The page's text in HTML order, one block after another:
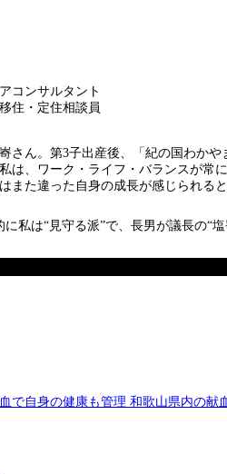
コンサルタント
住・定住相談員
ん。第3子出産後、「紀の国わか
は、ワーク・ライフ・バランスが常
また違った自身の成長が感じられる
私は“見守る派”で、長男が議長の“
で自身の健康も管理 和歌山県内の献